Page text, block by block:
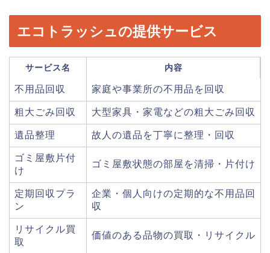
エコトラッシュの提供サービス
サービス名 内容
不用品回収 家庭や事業所の不用品を回収
粗大ごみ回収 大型家具・家電などの粗大ごみ回収
遺品整理 故人の遺品を丁寧に整理・回収
ゴミ屋敷片付
け
ゴミ屋敷状態の部屋を清掃・片付け
定期回収プラ
ン
企業・個人向けの定期的な不用品回
収
リサイクル買
取
価値のある品物の買取・リサイクル